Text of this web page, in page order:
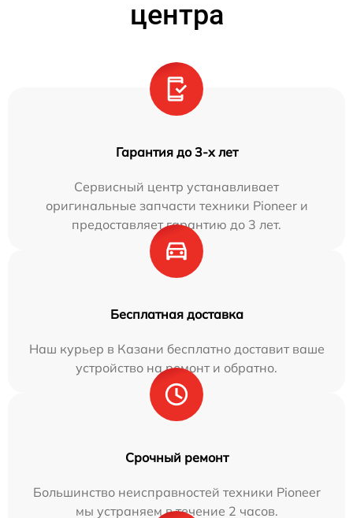
центра
Гарантия до 3-х лет
Сервисный центр устанавливает
оригинальные запчасти техники Pioneer и
предоставляет гарантию до 3 лет.
Бесплатная доставка
Наш курьер в Казани бесплатно доставит ваше
устройство на ремонт и обратно.
Срочный ремонт
Большинство неисправностей техники Pioneer
мы устраняем в течение 2 часов.